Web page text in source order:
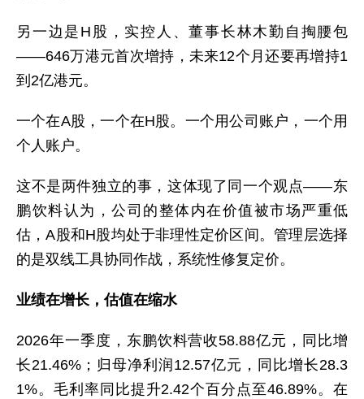
另一边是H股，实控人、董事长林木勤自掏腰包
——646万港元首次增持，未来12个月还要再增持1
到2亿港元。
一个在A股，一个在H股。一个用公司账户，一个用
个人账户。
这不是两件独立的事，这体现了同一个观点——东
鹏饮料认为，公司的整体内在价值被市场严重低
估，A股和H股均处于非理性定价区间。管理层选择
的是双线工具协同作战，系统性修复定价。
业绩在增长，估值在缩水
2026年一季度，东鹏饮料营收58.88亿元，同比增
长21.46%；归母净利润12.57亿元，同比增长28.3
1%。毛利率同比提升2.42个百分点至46.89%。在